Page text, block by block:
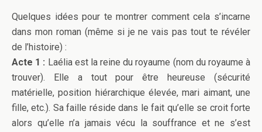
Quelques idées pour te montrer comment cela s’incarne
dans mon roman (même si je ne vais pas tout te révéler
de l’histoire) :
Acte 1 : Laélia est la reine du royaume (nom du royaume à
trouver). Elle a tout pour être heureuse (sécurité
matérielle, position hiérarchique élevée, mari aimant, une
fille, etc.). Sa faille réside dans le fait qu’elle se croit forte
alors qu’elle n’a jamais vécu la souffrance et ne s’est